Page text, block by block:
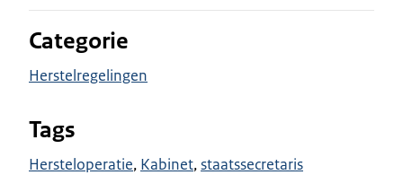
Categorie
Herstelregelingen
Tags
Hersteloperatie Kabinet staatssecretaris